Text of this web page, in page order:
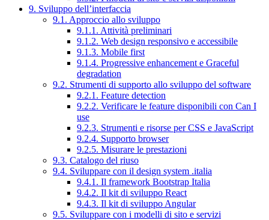
9. Sviluppo dell’interfaccia
9.1. Approccio allo sviluppo
9.1.1. Attività preliminari
9.1.2. Web design responsivo e accessibile
9.1.3. Mobile first
9.1.4. Progressive enhancement e Graceful
degradation
9.2. Strumenti di supporto allo sviluppo del software
9.2.1. Feature detection
9.2.2. Verificare le feature disponibili con Can I
use
9.2.3. Strumenti e risorse per CSS e JavaScript
9.2.4. Supporto browser
9.2.5. Misurare le prestazioni
9.3. Catalogo del riuso
9.4. Sviluppare con il design system .italia
9.4.1. Il framework Bootstrap Italia
9.4.2. Il kit di sviluppo React
9.4.3. Il kit di sviluppo Angular
9.5. Sviluppare con i modelli di sito e servizi